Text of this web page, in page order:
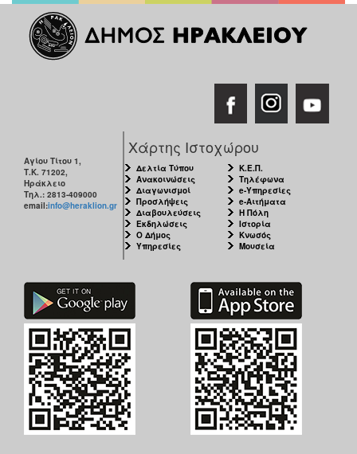
Αγίου Τίτου 1,
Τ.Κ. 71202,
Ηράκλειο
Τηλ.: 2813-409000
email:info@heraklion.gr
Χάρτης Ιστοχώρου
Δελτία Τύπου
Ανακοινώσεις
Διαγωνισμοί
Προσλήψεις
Διαβουλεύσεις
Εκδηλώσεις
Ο Δήμος
Υπηρεσίες
Κ.Ε.Π.
Τηλέφωνα
e-Υπηρεσίες
e-Αιτήματα
Η Πόλη
Ιστορία
Κνωσός
Μουσεία